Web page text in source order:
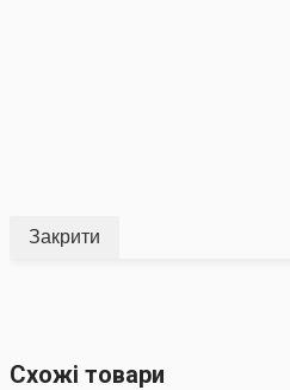
Закрити
Схожі товари